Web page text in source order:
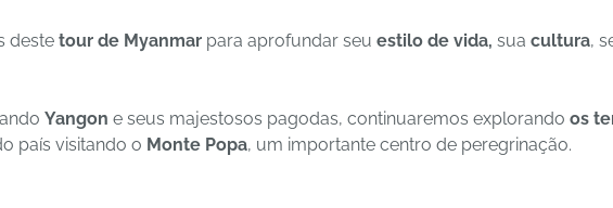
deste tour de Myanmar para aprofundar seu estilo de vida, sua cultura,
Yangon e seus majestosos pagodas, continuaremos explorando os
país visitando o Monte Popa, um importante centro de peregrinação.